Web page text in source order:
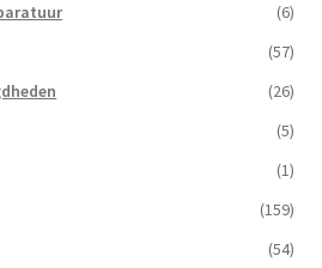
(6)
(57)
(26)
(5)
(1)
(159)
(54)